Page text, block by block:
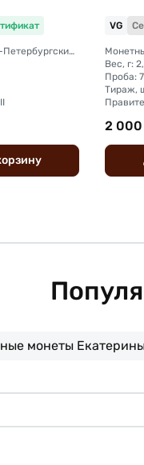
Монетный двор: Санкт-Петербургский монетный двор
VG
Вес, г:
Проба:
Тираж,
2
монеты